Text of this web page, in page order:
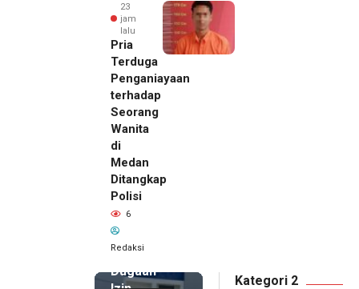
23
jam
lalu
Pria
Terduga
Penganiayaan
terhadap
Seorang
Wanita
di
Medan
Ditangkap
Polisi
6
Redaksi
22 jam lalu
Kepala
DPMPTSP
Deli
Serdang
Bantah
Terlibat
Dugaan
Kategori 2